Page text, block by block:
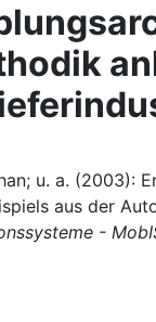
u. a. (2003):
aus der
-